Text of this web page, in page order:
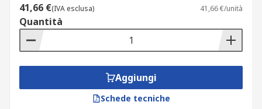
41,66 €(IVA esclusa) 41,66 €/unità
Quantità
Aggiungi
Schede tecniche